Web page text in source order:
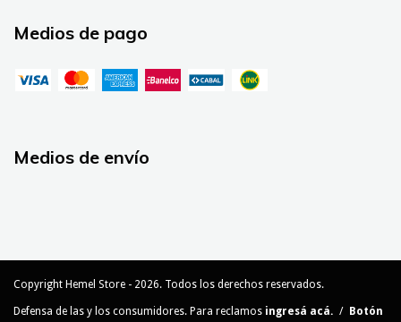
Medios de pago
Medios de envío
Copyright Hemel Store - 2026. Todos los derechos reservados.
Defensa de las y los consumidores. Para reclamos ingresá acá. /
Botón